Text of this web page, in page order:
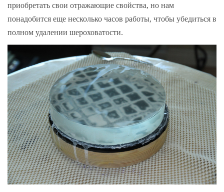
приобретать свои отражающие свойства, но нам
понадобится еще несколько часов работы, чтобы убедиться в
полном удалении шероховатости.